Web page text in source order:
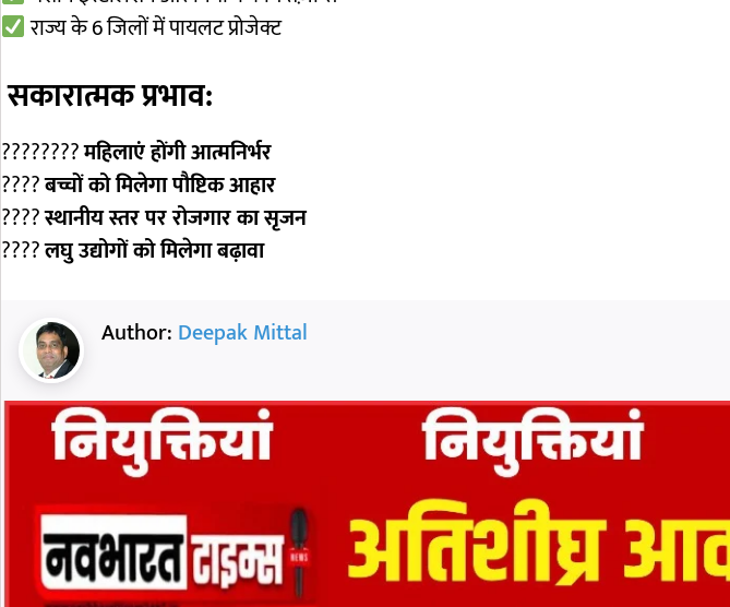
राज्य के 6 जिलों में पायलट प्रोजेक्ट
सकारात्मक प्रभाव:
????‍????महिलाएं होंगी आत्मनिर्भर
????बच्चों को मिलेगा पौष्टिक आहार
????स्थानीय स्तर पर रोजगार का सृजन
????लघु उद्योगों को मिलेगा बढ़ावा
Author: Deepak Mittal